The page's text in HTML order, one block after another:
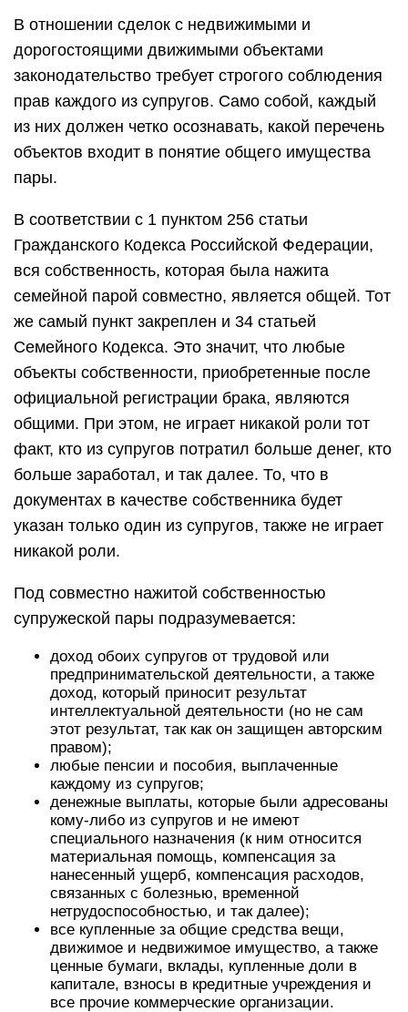
В отношении сделок с недвижимыми и
дорогостоящими движимыми объектами
законодательство требует строгого соблюдения
прав каждого из супругов. Само собой, каждый
из них должен четко осознавать, какой перечень
объектов входит в понятие общего имущества
пары.
В соответствии с 1 пунктом 256 статьи
Гражданского Кодекса Российской Федерации,
вся собственность, которая была нажита
семейной парой совместно, является общей. Тот
же самый пункт закреплен и 34 статьей
Семейного Кодекса. Это значит, что любые
объекты собственности, приобретенные после
официальной регистрации брака, являются
общими. При этом, не играет никакой роли тот
факт, кто из супругов потратил больше денег, кто
больше заработал, и так далее. То, что в
документах в качестве собственника будет
указан только один из супругов, также не играет
никакой роли.
Под совместно нажитой собственностью
супружеской пары подразумевается:
доход обоих супругов от трудовой или
предпринимательской деятельности, а также
доход, который приносит результат
интеллектуальной деятельности (но не сам
этот результат, так как он защищен авторским
правом);
любые пенсии и пособия, выплаченные
каждому из супругов;
денежные выплаты, которые были адресованы
кому-либо из супругов и не имеют
специального назначения (к ним относится
материальная помощь, компенсация за
нанесенный ущерб, компенсация расходов,
связанных с болезнью, временной
нетрудоспособностью, и так далее);
все купленные за общие средства вещи,
движимое и недвижимое имущество, а также
ценные бумаги, вклады, купленные доли в
капитале, взносы в кредитные учреждения и
все прочие коммерческие организации.